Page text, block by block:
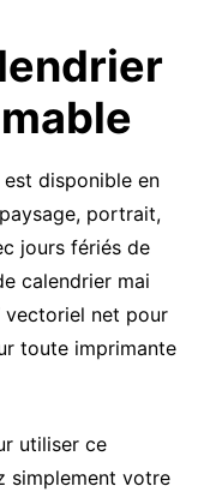
disponible en
portrait,
jours fériés de
calendrier mai
vectoriel net pour
toute imprimante
utiliser ce
simplement votre